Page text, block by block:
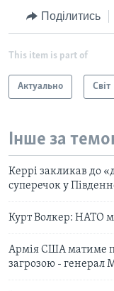
Поділитись
This item is part of
Актуально Світ
Інше за
Керрі закликав до
суперечок у
Курт Волкер: НАТО
Армія США матиме
загрозою - генерал